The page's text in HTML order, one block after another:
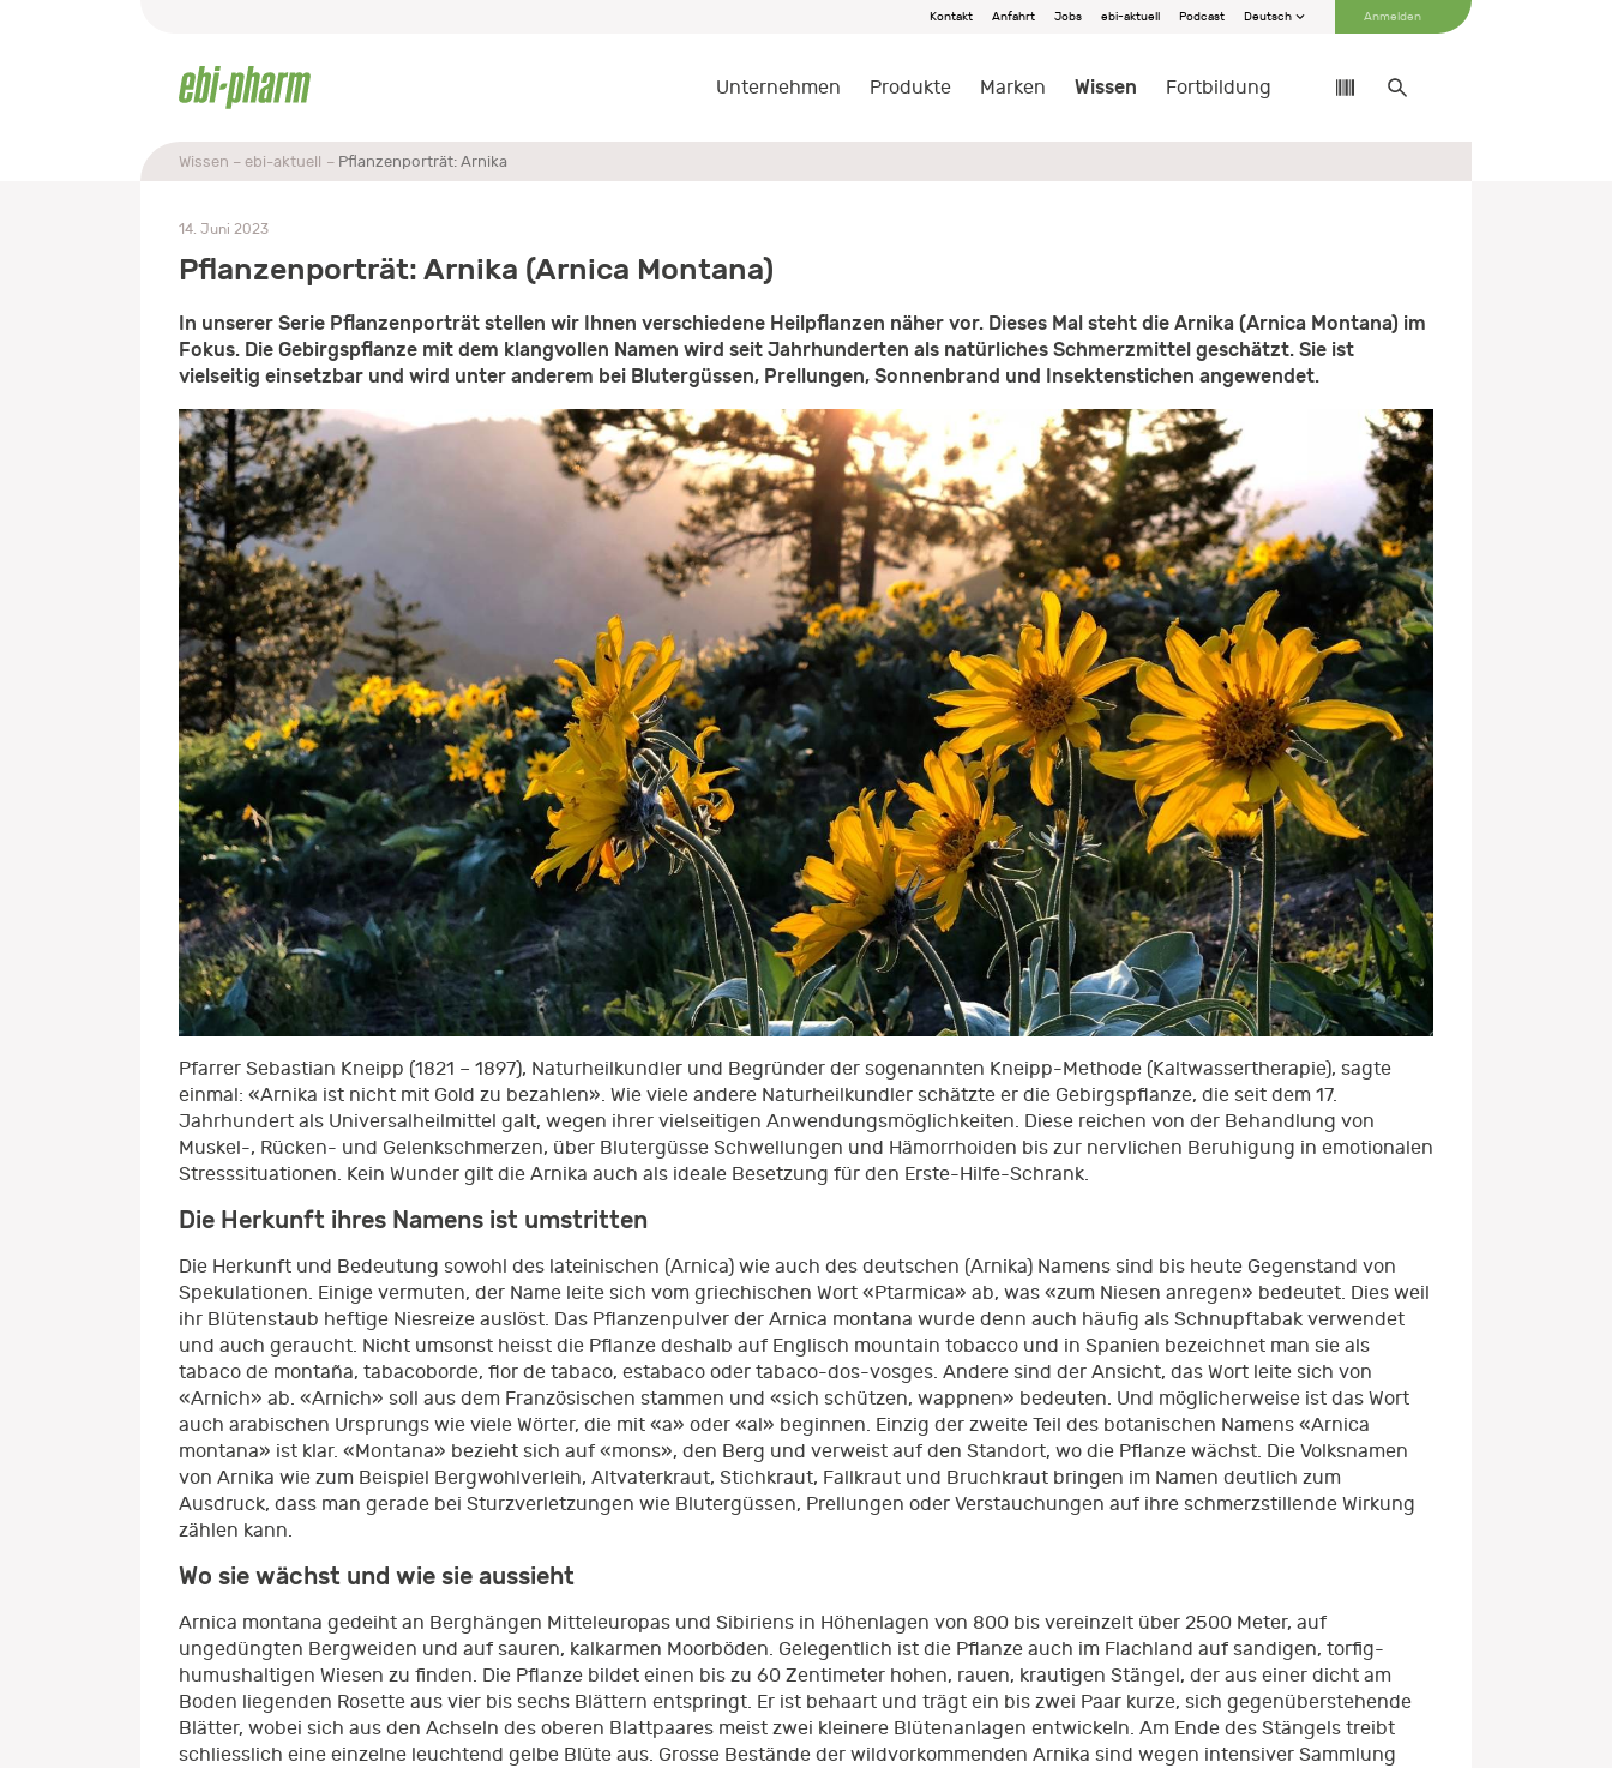
Kontakt Anfahrt Jobs ebi-aktuell Podcast Deutsch Anmelden
Unternehmen Produkte Marken Wissen Fortbildung
Wissen ebi-aktuell Pflanzenporträt: Arnika
14. Juni 2023
Pflanzenporträt: Arnika (Arnica Montana)
In unserer Serie Pflanzenporträt stellen wir Ihnen verschiedene Heilpflanzen näher vor. Dieses Mal steht die Arnika (Arnica Montana) im
Fokus. Die Gebirgspflanze mit dem klangvollen Namen wird seit Jahrhunderten als natürliches Schmerzmittel geschätzt. Sie ist
vielseitig einsetzbar und wird unter anderem bei Blutergüssen, Prellungen, Sonnenbrand und Insektenstichen angewendet.
Pfarrer Sebastian Kneipp (1821 – 1897), Naturheilkundler und Begründer der sogenannten Kneipp-Methode (Kaltwassertherapie), sagte
einmal: «Arnika ist nicht mit Gold zu bezahlen». Wie viele andere Naturheilkundler schätzte er die Gebirgspflanze, die seit dem 17.
Jahrhundert als Universalheilmittel galt, wegen ihrer vielseitigen Anwendungsmöglichkeiten. Diese reichen von der Behandlung von
Muskel-, Rücken- und Gelenkschmerzen, über Blutergüsse Schwellungen und Hämorrhoiden bis zur nervlichen Beruhigung in emotionalen
Stresssituationen. Kein Wunder gilt die Arnika auch als ideale Besetzung für den Erste-Hilfe-Schrank.
Die Herkunft ihres Namens ist umstritten
Die Herkunft und Bedeutung sowohl des lateinischen (Arnica) wie auch des deutschen (Arnika) Namens sind bis heute Gegenstand von
Spekulationen. Einige vermuten, der Name leite sich vom griechischen Wort «Ptarmica» ab, was «zum Niesen anregen» bedeutet. Dies weil
ihr Blütenstaub heftige Niesreize auslöst. Das Pflanzenpulver der Arnica montana wurde denn auch häufig als Schnupftabak verwendet
und auch geraucht. Nicht umsonst heisst die Pflanze deshalb auf Englisch mountain tobacco und in Spanien bezeichnet man sie als
tabaco de montaña, tabacoborde, flor de tabaco, estabaco oder tabaco-dos-vosges. Andere sind der Ansicht, das Wort leite sich von
«Arnich» ab. «Arnich» soll aus dem Französischen stammen und «sich schützen, wappnen» bedeuten. Und möglicherweise ist das Wort
auch arabischen Ursprungs wie viele Wörter, die mit «a» oder «al» beginnen. Einzig der zweite Teil des botanischen Namens «Arnica
montana» ist klar. «Montana» bezieht sich auf «mons», den Berg und verweist auf den Standort, wo die Pflanze wächst. Die Volksnamen
von Arnika wie zum Beispiel Bergwohlverleih, Altvaterkraut, Stichkraut, Fallkraut und Bruchkraut bringen im Namen deutlich zum
Ausdruck, dass man gerade bei Sturzverletzungen wie Blutergüssen, Prellungen oder Verstauchungen auf ihre schmerzstillende Wirkung
zählen kann.
Wo sie wächst und wie sie aussieht
Arnica montana gedeiht an Berghängen Mitteleuropas und Sibiriens in Höhenlagen von 800 bis vereinzelt über 2500 Meter, auf
ungedüngten Bergweiden und auf sauren, kalkarmen Moorböden. Gelegentlich ist die Pflanze auch im Flachland auf sandigen, torfig-
humushaltigen Wiesen zu finden. Die Pflanze bildet einen bis zu 60 Zentimeter hohen, rauen, krautigen Stängel, der aus einer dicht am
Boden liegenden Rosette aus vier bis sechs Blättern entspringt. Er ist behaart und trägt ein bis zwei Paar kurze, sich gegenüberstehende
Blätter, wobei sich aus den Achseln des oberen Blattpaares meist zwei kleinere Blütenanlagen entwickeln. Am Ende des Stängels treibt
schliesslich eine einzelne leuchtend gelbe Blüte aus. Grosse Bestände der wildvorkommenden Arnika sind wegen intensiver Sammlung